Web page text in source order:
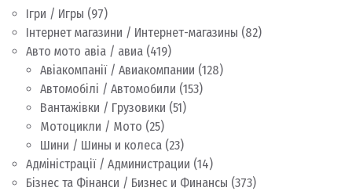
Ігри / Игры (97)
Інтернет магазини / Интернет-магазины (82)
Авто мото авіа / авиа (419)
Авіакомпанії / Авиакомпании (128)
Автомобілі / Автомобили (153)
Вантажівки / Грузовики (51)
Мотоцикли / Мото (25)
Шини / Шины и колеса (23)
Адміністрації / Администрации (14)
Бізнес та Фінанси / Бизнес и Финансы (373)